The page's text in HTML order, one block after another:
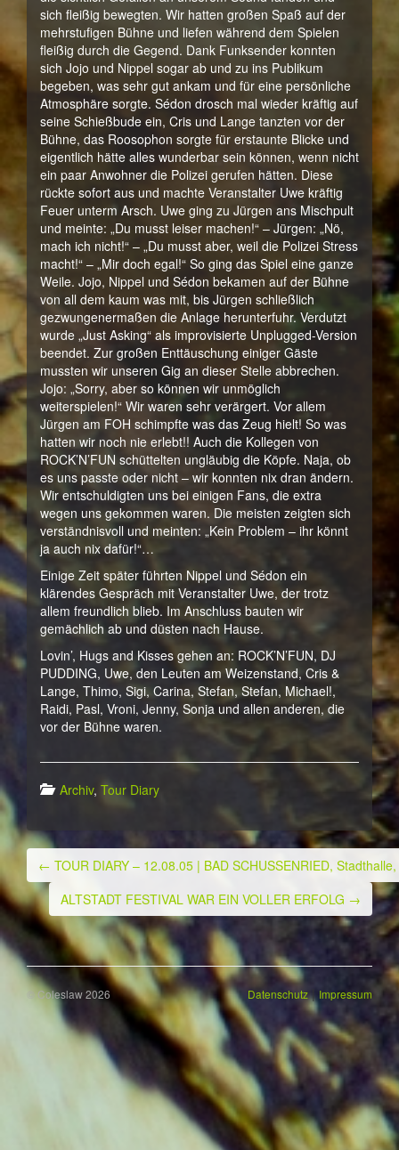
sich fleißig bewegten. Wir hatten großen Spaß auf der
mehrstufigen Bühne und liefen während dem Spielen
fleißig durch die Gegend. Dank Funksender konnten
sich Jojo und Nippel sogar ab und zu ins Publikum
begeben, was sehr gut ankam und für eine persönliche
Atmosphäre sorgte. Sédon drosch mal wieder kräftig auf
seine Schießbude ein, Cris und Lange tanzten vor der
Bühne, das Roosophon sorgte für erstaunte Blicke und
eigentlich hätte alles wunderbar sein können, wenn nicht
ein paar Anwohner die Polizei gerufen hätten. Diese
rückte sofort aus und machte Veranstalter Uwe kräftig
Feuer unterm Arsch. Uwe ging zu Jürgen ans Mischpult
und meinte: „Du musst leiser machen!“ – Jürgen: „Nö,
mach ich nicht!“ – „Du musst aber, weil die Polizei Stress
macht!“ – „Mir doch egal!“ So ging das Spiel eine ganze
Weile. Jojo, Nippel und Sédon bekamen auf der Bühne
von all dem kaum was mit, bis Jürgen schließlich
gezwungenermaßen die Anlage herunterfuhr. Verdutzt
wurde „Just Asking“ als improvisierte Unplugged-Version
beendet. Zur großen Enttäuschung einiger Gäste
mussten wir unseren Gig an dieser Stelle abbrechen.
Jojo: „Sorry, aber so können wir unmöglich
weiterspielen!“ Wir waren sehr verärgert. Vor allem
Jürgen am FOH schimpfte was das Zeug hielt! So was
hatten wir noch nie erlebt!! Auch die Kollegen von
ROCK’N’FUN schüttelten ungläubig die Köpfe. Naja, ob
es uns passte oder nicht – wir konnten nix dran ändern.
Wir entschuldigten uns bei einigen Fans, die extra
wegen uns gekommen waren. Die meisten zeigten sich
verständnisvoll und meinten: „Kein Problem – ihr könnt
ja auch nix dafür!“…
Einige Zeit später führten Nippel und Sédon ein
klärendes Gespräch mit Veranstalter Uwe, der trotz
allem freundlich blieb. Im Anschluss bauten wir
gemächlich ab und düsten nach Hause.
Lovin’, Hugs and Kisses gehen an: ROCK’N’FUN, DJ
PUDDING, Uwe, den Leuten am Weizenstand, Cris &
Lange, Thimo, Sigi, Carina, Stefan, Stefan, Michael!,
Raidi, Pasl, Vroni, Jenny, Sonja und allen anderen, die
vor der Bühne waren.
Archiv, Tour Diary
Post navigation
← TOUR DIARY – 12.08.05 | BAD SCHUSSENRIED,
ALTSTADT FESTIVAL WAR EIN VOLLER ERFOLG →
© Coleslaw 2026 Datenschutz| Impressum